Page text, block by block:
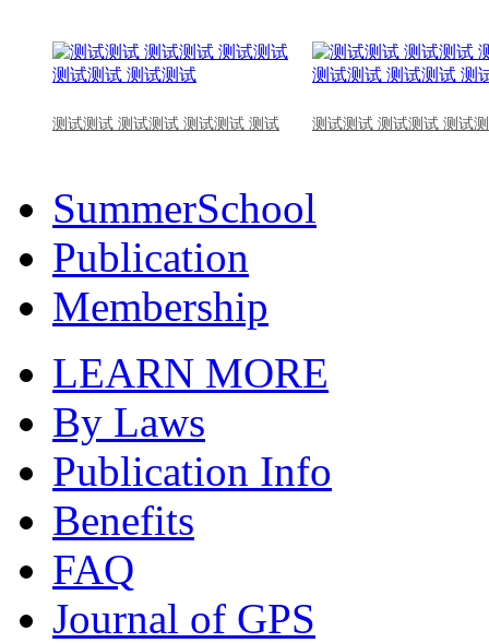
测试测试 测试测试 测试测试 测试 测试测试 测试测试 测试
SummerSchool
Publication
Membership
LEARN MORE
By Laws
Publication Info
Benefits
FAQ
Journal of GPS